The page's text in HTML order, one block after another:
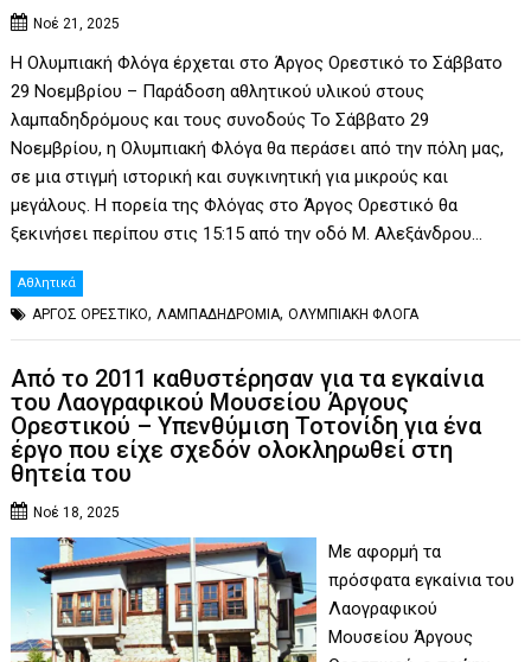
Νοέ 21, 2025
Η Ολυμπιακή Φλόγα έρχεται στο Άργος Ορεστικό το Σάββατο
29 Νοεμβρίου – Παράδοση αθλητικού υλικού στους
λαμπαδηδρόμους και τους συνοδούς Το Σάββατο 29
Νοεμβρίου, η Ολυμπιακή Φλόγα θα περάσει από την πόλη μας,
σε μια στιγμή ιστορική και συγκινητική για μικρούς και
μεγάλους. Η πορεία της Φλόγας στο Άργος Ορεστικό θα
ξεκινήσει περίπου στις 15:15 από την οδό Μ. Αλεξάνδρου…
Αθλητικά
ΑΡΓΟΣ ΟΡΕΣΤΙΚΟ, ΛΑΜΠΑΔΗΔΡΟΜΙΑ,ΟΛΥΜΠΙΑΚΗ ΦΛΟΓΑ
Aπό το 2011 καθυστέρησαν για τα εγκαίνια
του Λαογραφικού Μουσείου Άργους
Ορεστικού – Υπενθύμιση Τοτονίδη για ένα
έργο που είχε σχεδόν ολοκληρωθεί στη
θητεία του
Νοέ 18, 2025
Με αφορμή τα
πρόσφατα εγκαίνια του
Λαογραφικού
Μουσείου Άργους